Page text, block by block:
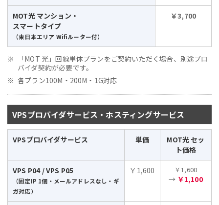
MOT光 マンション・
スマートタイプ
（東日本エリア Wifiルーター付）
￥3,700
「MOT 光」回線単体プランをご契約いただく場合、別途プロ
バイダ契約が必要です。
各プラン100M・200M・1G対応
VPSプロバイダサービス・ホスティングサービス
VPSプロバイダサービス 単価
MOT光 セッ
ト価格
VPS P04 / VPS P05
（固定IP 1個・メールアドレスなし・ギ
ガ対応）
￥1,600 ￥1,600
→ ￥1,100